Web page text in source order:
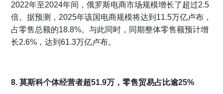
2022年至2024年间，俄罗斯电商市场规模增长了超过2.5
倍。据预测，2025年该国电商规模将达到11.5万亿卢布，
占零售总额的18.8%。与此同时，同期整体零售额预计增
长2.6%，达到61.3万亿卢布。
8. 莫斯科个体经营者超51.9万，零售贸易占比逾25%